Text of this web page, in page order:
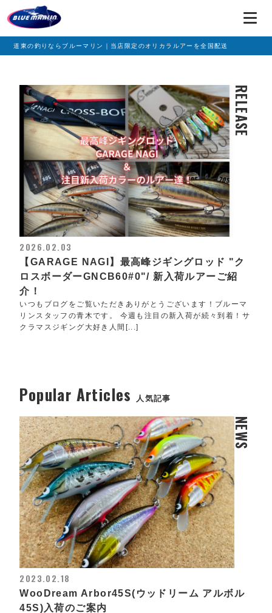
道東の釣りならブルーマリン｜当店限定のオリカラルアーを全国配送
RELEASE
2026.02.03
【GARAGE NAGI】最高峰ジギングロッド "ク
ロスボーダーGNCB60#0"/ 新入荷ルアーご紹
介！
いつもブログをご覧いただきありがとうございます！ブルーマ
リンスタッフの青木です。 今週も注目の新入荷が続々到着！サ
クラマスジギング大好き人間[...]
Popular Articles 人気記事
NEWS
2023.02.18
WooDream Arbor45S(ウッドリーム アルボル
45S)入荷のご案内